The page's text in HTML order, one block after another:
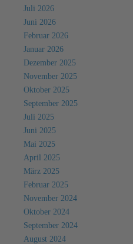
Juli 2026
Juni 2026
Februar 2026
Januar 2026
Dezember 2025
November 2025
Oktober 2025
September 2025
Juli 2025
Juni 2025
Mai 2025
April 2025
März 2025
Februar 2025
November 2024
Oktober 2024
September 2024
August 2024